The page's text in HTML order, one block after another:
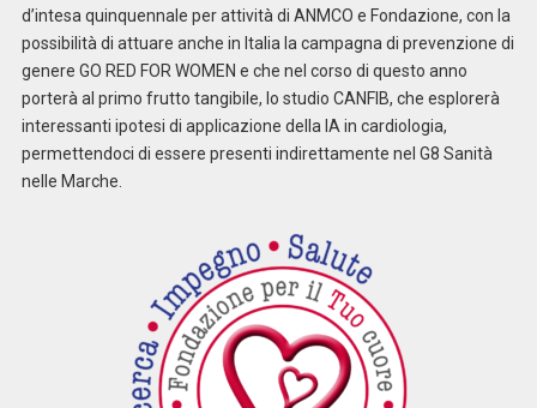
d’intesa quinquennale per attività di ANMCO e Fondazione, con la
possibilità di attuare anche in Italia la campagna di prevenzione di
genere GO RED FOR WOMEN e che nel corso di questo anno
porterà al primo frutto tangibile, lo studio CANFIB, che esplorerà
interessanti ipotesi di applicazione della IA in cardiologia,
permettendoci di essere presenti indirettamente nel G8 Sanità
nelle Marche.